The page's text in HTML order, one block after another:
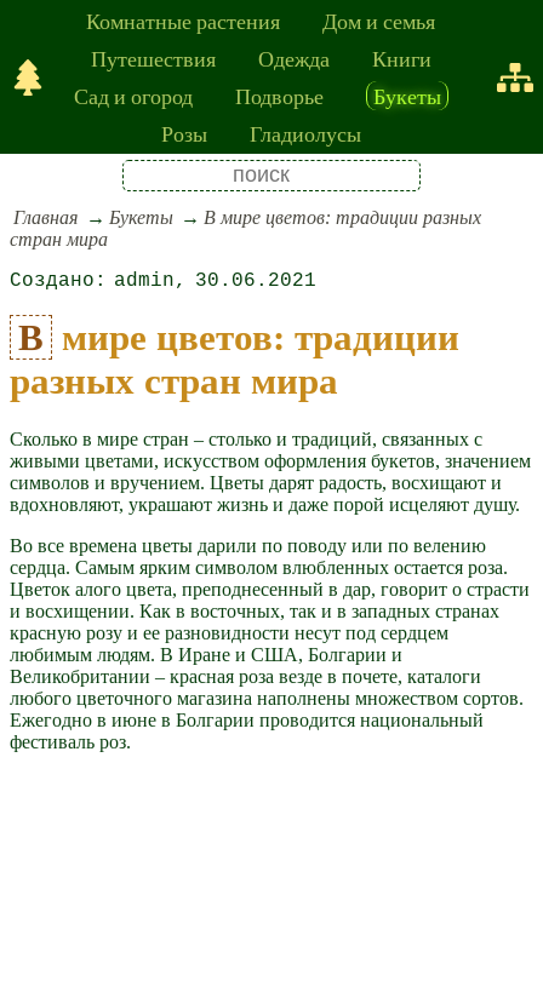
Комнатные растения
Дом и семья
Путешествия
Одежда
Книги
Сад и огород
Подворье
Букеты
Розы
Гладиолусы
Главная Букеты
В мире цветов: традиции разных
стран мира
admin 30.06.2021
В мире цветов: традиции
разных стран мира
Сколько в мире стран – столько и традиций, связанных с
живыми цветами, искусством оформления букетов, значением
символов и вручением. Цветы дарят радость, восхищают и
вдохновляют, украшают жизнь и даже порой исцеляют душу.
Во все времена цветы дарили по поводу или по велению
сердца. Самым ярким символом влюбленных остается роза.
Цветок алого цвета, преподнесенный в дар, говорит о страсти
и восхищении. Как в восточных, так и в западных странах
красную розу и ее разновидности несут под сердцем
любимым людям. В Иране и США, Болгарии и
Великобритании – красная роза везде в почете, каталоги
любого цветочного магазина наполнены множеством сортов.
Ежегодно в июне в Болгарии проводится национальный
фестиваль роз.